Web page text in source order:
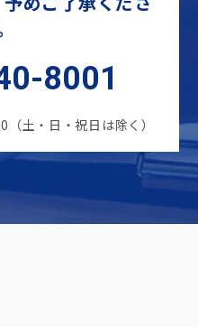
8001
土・日・祝日は除く）